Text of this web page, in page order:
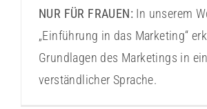
NUR FÜR FRAUEN: In unserem
„Einführung in das Marketing“
Grundlagen des Marketings in
verständlicher Sprache.